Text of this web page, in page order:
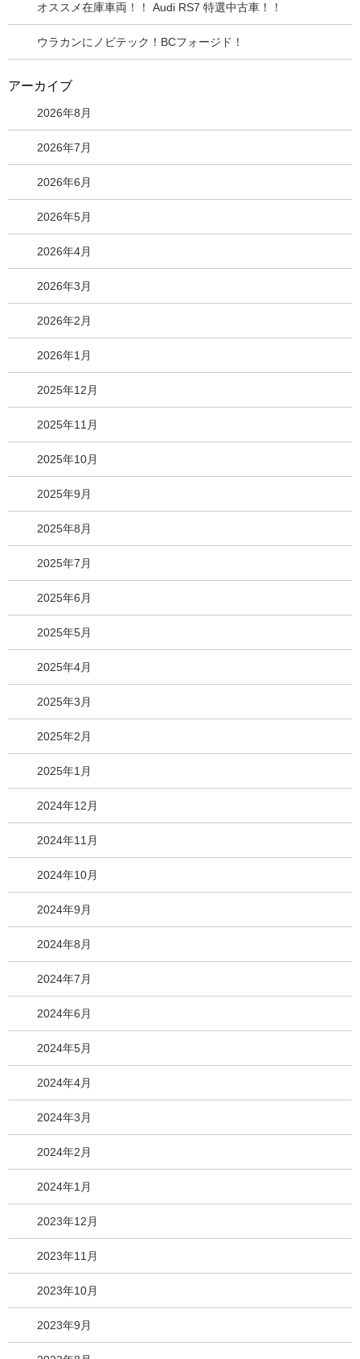
オススメ在庫車両！！ Audi RS7 特選中古車！！
ウラカンにノビテック！BCフォージド！
アーカイブ
2026年8月
2026年7月
2026年6月
2026年5月
2026年4月
2026年3月
2026年2月
2026年1月
2025年12月
2025年11月
2025年10月
2025年9月
2025年8月
2025年7月
2025年6月
2025年5月
2025年4月
2025年3月
2025年2月
2025年1月
2024年12月
2024年11月
2024年10月
2024年9月
2024年8月
2024年7月
2024年6月
2024年5月
2024年4月
2024年3月
2024年2月
2024年1月
2023年12月
2023年11月
2023年10月
2023年9月